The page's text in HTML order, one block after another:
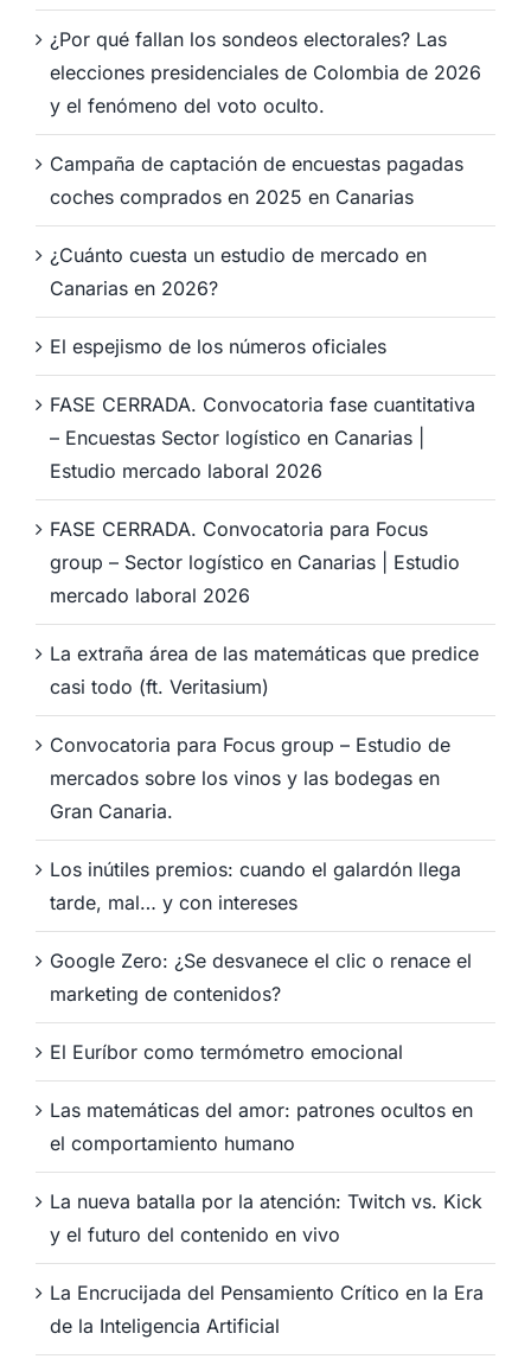
¿Por qué fallan los sondeos electorales? Las
elecciones presidenciales de Colombia de 2026
y el fenómeno del voto oculto.
Campaña de captación de encuestas pagadas
coches comprados en 2025 en Canarias
¿Cuánto cuesta un estudio de mercado en
Canarias en 2026?
El espejismo de los números oficiales
FASE CERRADA. Convocatoria fase cuantitativa
– Encuestas Sector logístico en Canarias |
Estudio mercado laboral 2026
FASE CERRADA. Convocatoria para Focus
group – Sector logístico en Canarias | Estudio
mercado laboral 2026
La extraña área de las matemáticas que predice
casi todo (ft. Veritasium)
Convocatoria para Focus group – Estudio de
mercados sobre los vinos y las bodegas en
Gran Canaria.
Los inútiles premios: cuando el galardón llega
tarde, mal… y con intereses
Google Zero: ¿Se desvanece el clic o renace el
marketing de contenidos?
El Euríbor como termómetro emocional
Las matemáticas del amor: patrones ocultos en
el comportamiento humano
La nueva batalla por la atención: Twitch vs. Kick
y el futuro del contenido en vivo
La Encrucijada del Pensamiento Crítico en la Era
de la Inteligencia Artificial